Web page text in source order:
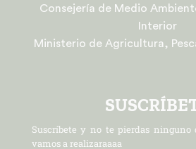
Consejería de Medio
Interior
Ministerio de Agricultura,
Suscríbete y no te pierdas ninguno
vamos a realizaraaaa